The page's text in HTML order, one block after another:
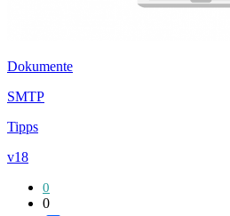
Dokumente
SMTP
Tipps
v18
0
0